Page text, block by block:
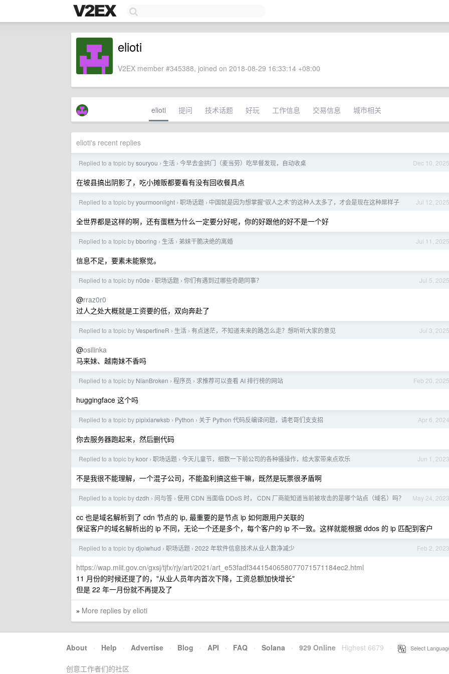
elioti
V2EX member #345388, joined on 2018-08-29 16:33:14 +08:00
elioti 提问 技术话题 好玩 工作信息 交易信息 城市相关
elioti's recent replies
Dec 10, 2025
Replied to a topic bysouryou › 生活 › 今早去金拱门（麦当劳）吃早餐发现，自动收桌
在坡县搞出阴影了，吃小摊贩都要看有没有回收餐具点
Jul 12, 2025
Replied to a topic byyourmoonlight › 职场话题 › 中国就是因为想掌握“驭人之术”的这种人太多了，才会是现在这种屌样子
全世界都是这样的啊，还有蛋糕为什么一定要分好呢，你的好跟他的好不是一个好
Jul 11, 2025
Replied to a topic bybboring › 生活 › 弟妹干脆决绝的离婚
信息不足，要素未能察觉。
Jul 5, 2025
Replied to a topic by n0de › 职场话题 › 你们有遇到过哪些奇葩同事？
@rraz0r0
过人之处大概就是工资要的低，双向奔赴了
Jul 3, 2025
Replied to a topic byVespertineR › 生活 › 有点迷茫，不知道未来的路怎么走？想听听大家的意见
@osilinka
马来妹、越南妹不香吗
Feb 20, 2025
Replied to a topic by NianBroken › 程序员 › 求推荐可以查看 AI 排行榜的网站
huggingface 这个吗
Apr 6, 2024
Replied to a topic bypipixiarwksb › Python › 关于 Python 代码反编译问题，请老哥们支支招
你去服务器跑起来，然后删代码
Jun 1, 2023
Replied to a topic bykoor › 职场话题 › 今天儿童节，细数一下前公司的各种骚操作，给大家带来点欢乐
不是我很不能理解，一个混子公司，不能盈利搞这些干嘛，既然是玩票很矛盾啊
May 24, 2023
Replied to a topic bydzdh › 问与答 › 使用 CDN 当面临 DDoS 时， CDN 厂商能知道当前被攻击的是哪个站点（域名）吗？
cc 也是域名解析到了 cdn 节点的 ip, 最重要的是节点 ip 如何跟用户关联的
保证客户的域名解析出的 ip 不同，无论一个还是多个，每个客户的 ip 不一致。这样就能根据 ddos 的 ip 匹配到客户
Feb 2, 2023
Replied to a topic bydjoiwhud › 职场话题 › 2022 年软件信息技术从业人数净减少
https://wap.miit.gov.cn/gxsj/tjfx/rjy/art/2021/art_e53fadf3441540658077071571184ec2.html
11 月份的时候还提了的，"从业人员年内首次下降，工资总额加快增长"
但是 22 年一月份就不再提及了
» More replies by elioti
About · Help · Advertise · Blog · API · FAQ · Solana · 929 Online Highest 6679 Select
创意工作者们的社区